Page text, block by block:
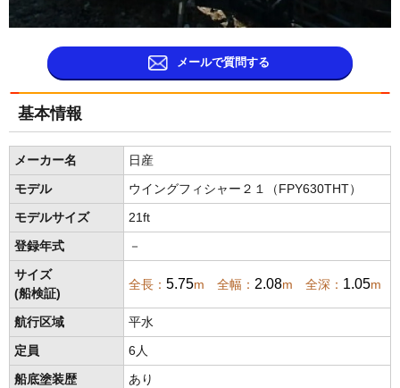
メールで質問する
基本情報
メーカー名 日産
モデル ウイングフィシャー２１（FPY630THT）
モデルサイズ 21ft
登録年式 －
サイズ
(船検証)
全長： 5.75m 全幅： 2.08m 全深： 1.05m
航行区域 平水
定員 6人
船底塗装歴 あり